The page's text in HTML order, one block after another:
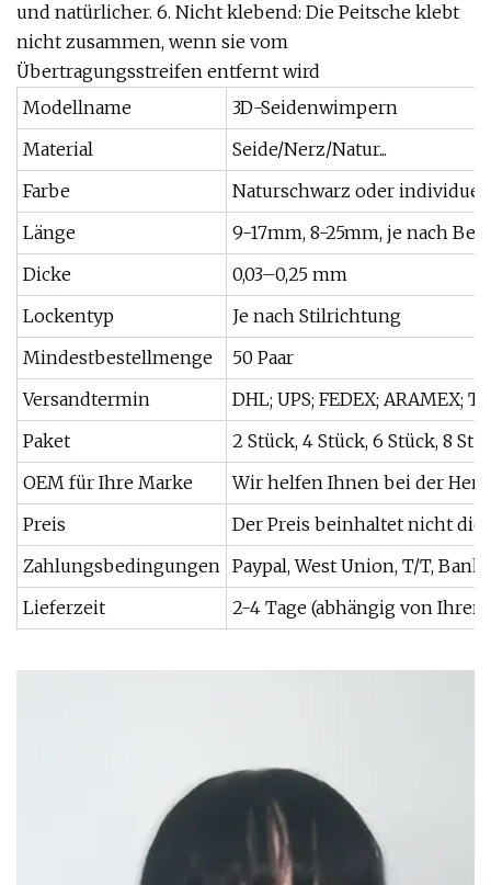
und natürlicher. 6. Nicht klebend: Die Peitsche klebt
nicht zusammen, wenn sie vom
Übertragungsstreifen entfernt wird
Modellname
3D-Seidenwimpern
Material
Seide/Nerz/Natur...
Farbe
Naturschwarz oder individuell
Länge
9-17mm, 8-25mm, je nach
Dicke
0,03–0,25 mm
Lockentyp
Je nach Stilrichtung
Mindestbestellmenge
50 Paar
Versandtermin
DHL; UPS; FEDEX; ARAMEX;
Paket
2 Stück, 4 Stück, 6 Stück, 8
OEM für Ihre Marke
Wir helfen Ihnen bei der
Preis
Der Preis beinhaltet nicht die
Zahlungsbedingungen Paypal, West Union, T/T,
Lieferzeit
2-4 Tage (abhängig von Ihrer